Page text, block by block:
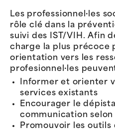
Les professionnel·les
rôle clé dans la
suivi des IST/VIH. Afin
charge la plus précoce
orientation vers les
profesionnel·les
Informer et orienter
services existants
Encourager le
communication selon
Promouvoir les outils